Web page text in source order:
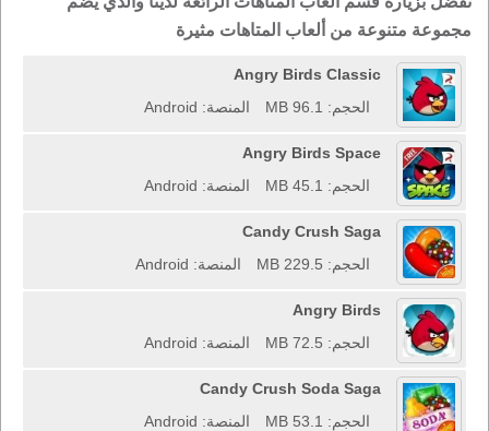
مجموعة متنوعة من ألعاب المتاهات مثيرة
Angry Birds Classic
الحجم: 96.1 MB
المنصة: Android
Angry Birds Space
الحجم: 45.1 MB
المنصة: Android
Candy Crush Saga
الحجم: 229.5 MB
المنصة: Android
Angry Birds
الحجم: 72.5 MB
المنصة: Android
Candy Crush Soda Saga
الحجم: 53.1 MB
المنصة: Android